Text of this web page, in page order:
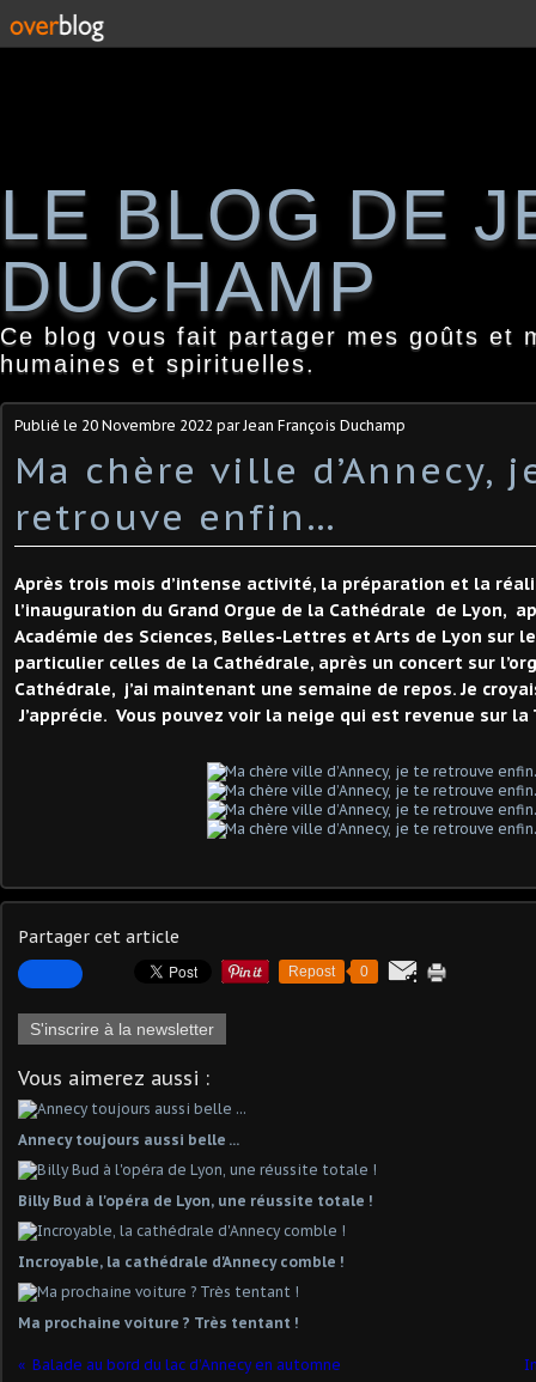
LE BLOG DE
DUCHAMP
Ce blog vous fait partager mes goûts et
humaines et spirituelles.
Publié le 20 Novembre 2022 par Jean François Duchamp
Ma chère ville d’Annecy,
retrouve enfin…
Après trois mois d’intense activité, la préparation et la
l’inauguration du Grand Orgue de la Cathédrale de Lyon,
Académie des Sciences, Belles-Lettres et Arts de Lyon sur
particulier celles de la Cathédrale, après un concert sur
Cathédrale, j’ai maintenant une semaine de repos. Je
J’apprécie. Vous pouvez voir la neige qui est revenue sur
Partager cet article
Repost 0
S'inscrire à la newsletter
Vous aimerez aussi :
Annecy toujours aussi belle ...
Billy Bud à l'opéra de Lyon, une réussite totale !
Incroyable, la cathédrale d'Annecy comble !
Ma prochaine voiture ? Très tentant !
Balade au bord du lac d’Annecy en automne